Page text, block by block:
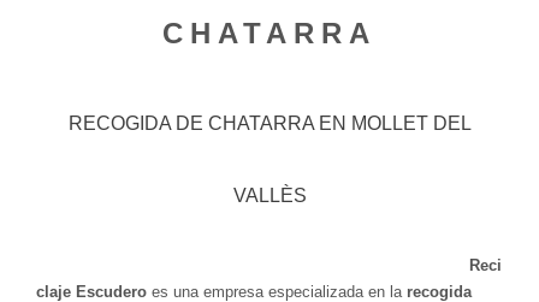
CHATARRA
RECOGIDA DE CHATARRA EN MOLLET DEL
VALLÈS
Reci
claje Escudero es una empresa especializada en la recogida